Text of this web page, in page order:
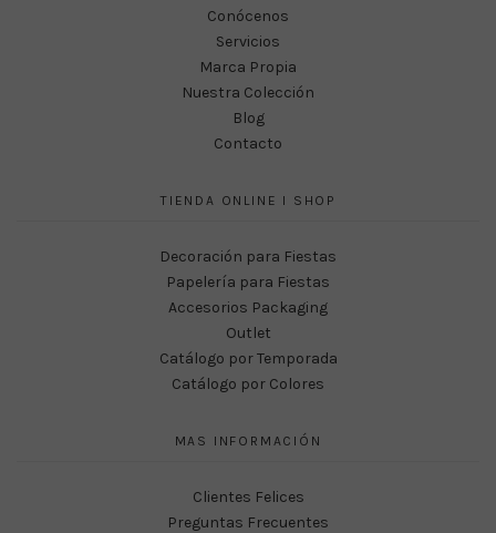
Conócenos
Servicios
Marca Propia
Nuestra Colección
Blog
Contacto
TIENDA ONLINE I SHOP
Decoración para Fiestas
Papelería para Fiestas
Accesorios Packaging
Outlet
Catálogo por Temporada
Catálogo por Colores
MAS INFORMACIÓN
Clientes Felices
Preguntas Frecuentes